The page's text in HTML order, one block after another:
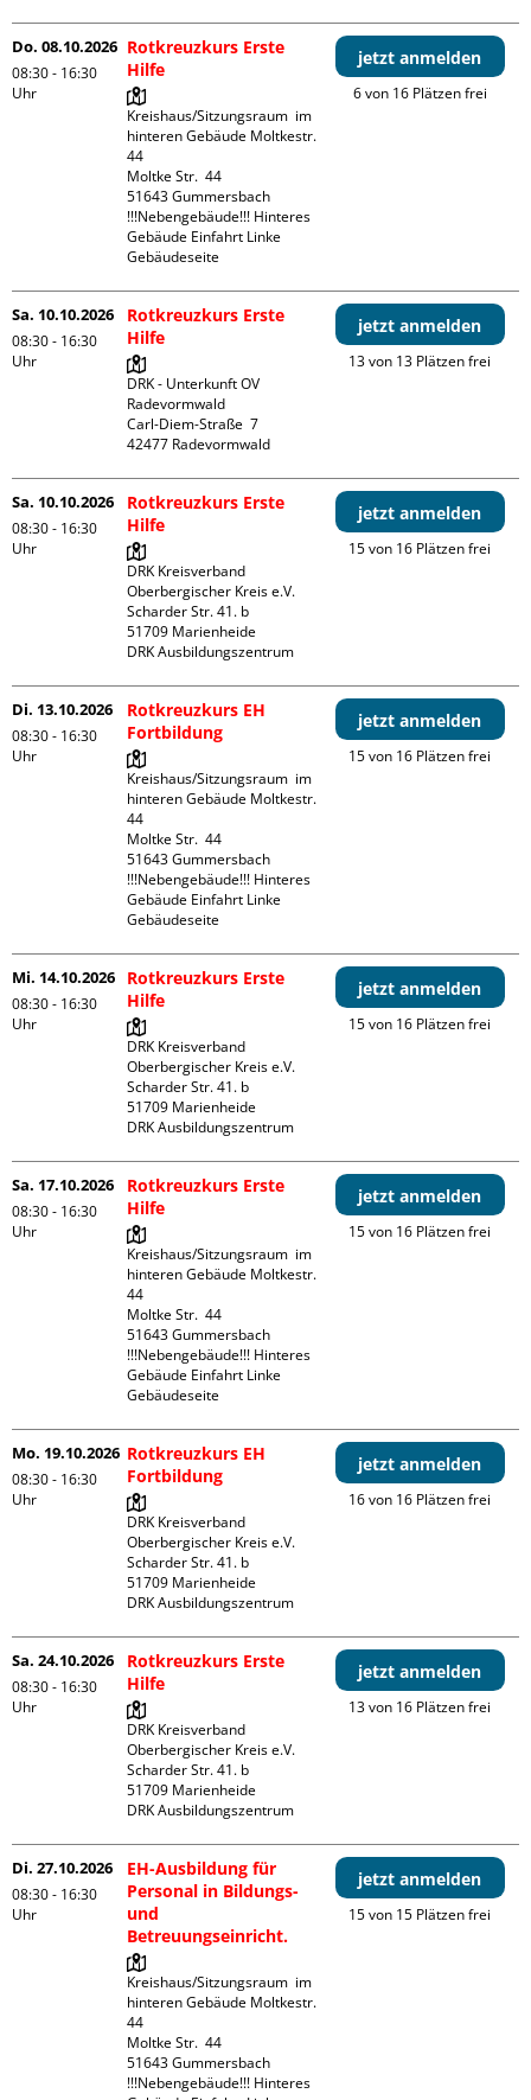
Do. 08.10.2026
08:30 - 16:30
Uhr
Rotkreuzkurs Erste
Hilfe
Kreishaus/Sitzungsraum  im
hinteren Gebäude Moltkestr.
44
Moltke Str.  44
51643 Gummersbach
!!!Nebengebäude!!! Hinteres
Gebäude Einfahrt Linke
Gebäudeseite
jetzt anmelden
6 von 16 Plätzen frei
Sa. 10.10.2026
08:30 - 16:30
Uhr
Rotkreuzkurs Erste
Hilfe
DRK - Unterkunft OV
Radevormwald
Carl-Diem-Straße  7
jetzt anmelden
13 von 13 Plätzen frei
Sa. 10.10.2026
08:30 - 16:30
Uhr
Rotkreuzkurs Erste
Hilfe
DRK Kreisverband
Oberbergischer Kreis e.V.
Scharder Str. 41. b
51709 Marienheide
DRK Ausbildungszentrum
jetzt anmelden
15 von 16 Plätzen frei
Di. 13.10.2026
08:30 - 16:30
Uhr
Rotkreuzkurs EH
Fortbildung
Kreishaus/Sitzungsraum  im
hinteren Gebäude Moltkestr.
44
Moltke Str.  44
51643 Gummersbach
!!!Nebengebäude!!! Hinteres
Gebäude Einfahrt Linke
Gebäudeseite
jetzt anmelden
15 von 16 Plätzen frei
Mi. 14.10.2026
08:30 - 16:30
Uhr
Rotkreuzkurs Erste
Hilfe
DRK Kreisverband
Oberbergischer Kreis e.V.
Scharder Str. 41. b
51709 Marienheide
DRK Ausbildungszentrum
jetzt anmelden
15 von 16 Plätzen frei
Sa. 17.10.2026
08:30 - 16:30
Uhr
Rotkreuzkurs Erste
Hilfe
Kreishaus/Sitzungsraum  im
hinteren Gebäude Moltkestr.
44
Moltke Str.  44
51643 Gummersbach
!!!Nebengebäude!!! Hinteres
Gebäude Einfahrt Linke
Gebäudeseite
jetzt anmelden
15 von 16 Plätzen frei
Mo. 19.10.2026
08:30 - 16:30
Uhr
Rotkreuzkurs EH
Fortbildung
DRK Kreisverband
Oberbergischer Kreis e.V.
Scharder Str. 41. b
51709 Marienheide
DRK Ausbildungszentrum
jetzt anmelden
16 von 16 Plätzen frei
Sa. 24.10.2026
08:30 - 16:30
Uhr
Rotkreuzkurs Erste
Hilfe
DRK Kreisverband
Oberbergischer Kreis e.V.
Scharder Str. 41. b
51709 Marienheide
DRK Ausbildungszentrum
jetzt anmelden
13 von 16 Plätzen frei
Di. 27.10.2026
08:30 - 16:30
Uhr
EH-Ausbildung für
Personal in Bildungs-
und
Betreuungseinricht.
Kreishaus/Sitzungsraum  im
hinteren Gebäude Moltkestr.
44
Moltke Str.  44
51643 Gummersbach
!!!Nebengebäude!!! Hinteres
jetzt anmelden
15 von 15 Plätzen frei